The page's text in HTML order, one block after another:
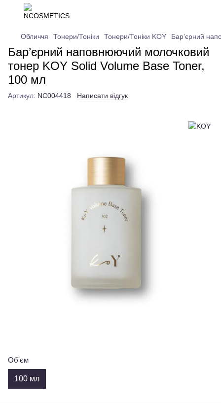
Обличчя Тонери/Тоніки Тонери/Тоніки KOY Бар’єрний
Бар’єрний наповнюючий молочковий
тонер KOY Solid Volume Base Toner,
100 мл
Артикул: NC004418 Написати відгук
Об'єм
100 мл